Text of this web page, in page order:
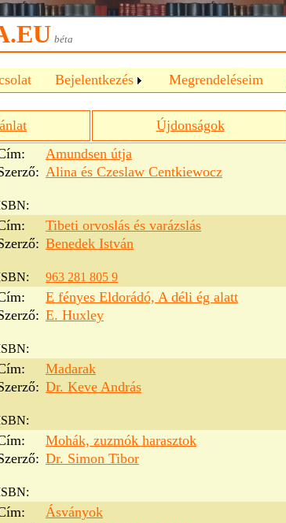
béta
Bejelentkezés Megrendeléseim
Újdonságok
Amundsen útja
Alina és Czeslaw Centkiewocz
Tibeti orvoslás és varázslás
Benedek István
963 281 805 9
E fényes Eldorádó, A déli ég alatt
E. Huxley
Madarak
Dr. Keve András
Mohák, zuzmók harasztok
Dr. Simon Tibor
Ásványok